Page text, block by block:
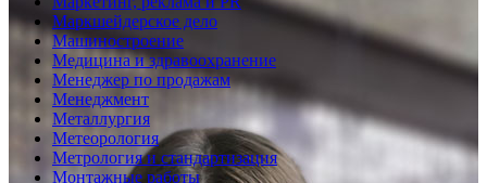
Маркшейдерское дело
Машиностроение
Медицина и здравоохранение
Менеджер по продажам
Менеджмент
Металлургия
Метеорология
Метрология и стандартизация
Монтажные работы